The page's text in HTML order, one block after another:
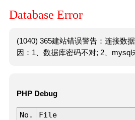
Database Error
(1040) 365建站错误警告：连接数
因：1、数据库密码不对; 2、mysql
PHP Debug
No. File